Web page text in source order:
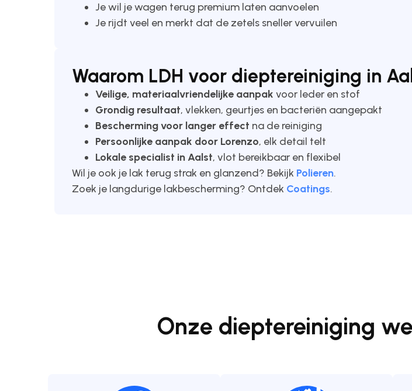
Je wil je wagen terug premium laten aanvoelen
Je rijdt veel en merkt dat de zetels sneller vervuilen
Waarom LDH voor dieptereiniging in
Veilige, materiaalvriendelijke aanpak voor leder en stof
Grondig resultaat, vlekken, geurtjes en bacteriën aangepakt
Bescherming voor langer effect na de reiniging
Persoonlijke aanpak door Lorenzo, elk detail telt
Lokale specialist in Aalst, vlot bereikbaar en flexibel
Wil je ook je lak terug strak en glanzend? Bekijk Polieren.
Zoek je langdurige lakbescherming? Ontdek Coatings.
Onze dieptereiniging